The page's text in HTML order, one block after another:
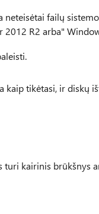
failų
2012 R2 arba"
kaip tikėtasi, ir diskų
turi kairinis brūkšnys